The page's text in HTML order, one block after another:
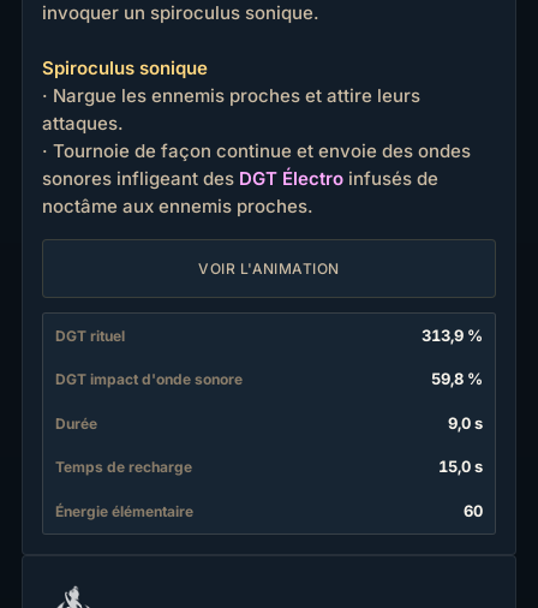
invoquer un spiroculus sonique.
Spiroculus sonique
· Nargue les ennemis proches et attire leurs
attaques.
· Tournoie de façon continue et envoie des ondes
sonores infligeant des DGT Électroinfusés de
noctâme aux ennemis proches.
VOIR L'ANIMATION
DGT rituel 313,9 %
DGT impact d'onde sonore 59,8 %
Durée 9,0 s
Temps de recharge 15,0 s
Énergie élémentaire 60